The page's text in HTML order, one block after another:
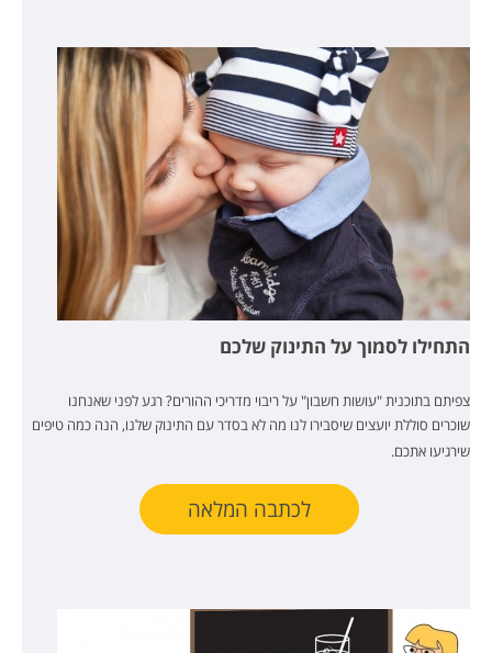
התחילו לסמוך על התינוק שלכם
צפיתם בתוכנית "עושות חשבון" על ריבוי מדריכי ההורים? רגע לפני שאנחנו
שוכרים סוללת יועצים שיסבירו לנו מה לא בסדר עם התינוק שלנו, הנה כמה טיפים
שירגיעו אתכם.
לכתבה המלאה